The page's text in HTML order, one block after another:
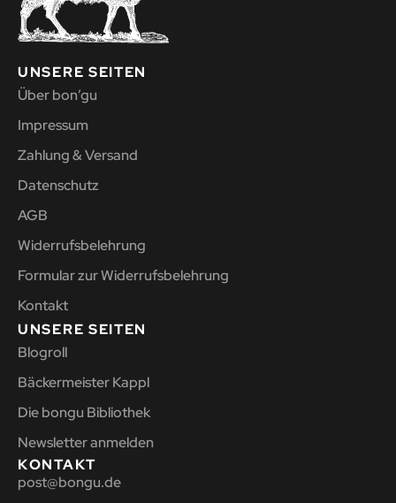
UNSERE SEITEN
Über bon’gu
Impressum
Zahlung & Versand
Datenschutz
AGB
Widerrufsbelehrung
Formular zur Widerrufsbelehrung
Kontakt
UNSERE SEITEN
Blogroll
Bäckermeister Kappl
Die bongu Bibliothek
Newsletter anmelden
KONTAKT
post@bongu.de